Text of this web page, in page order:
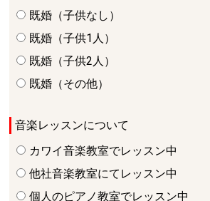
既婚（子供なし）
既婚（子供1人）
既婚（子供2人）
既婚（その他）
音楽レッスンについて
カワイ音楽教室でレッスン中
他社音楽教室にてレッスン中
個人のピアノ教室でレッスン中